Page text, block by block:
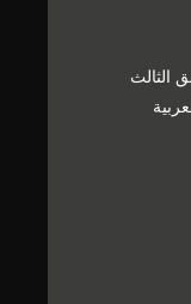
الثالث